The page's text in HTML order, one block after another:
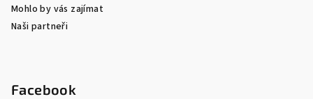
Mohlo by vás zajímat
Naši partneři
Facebook